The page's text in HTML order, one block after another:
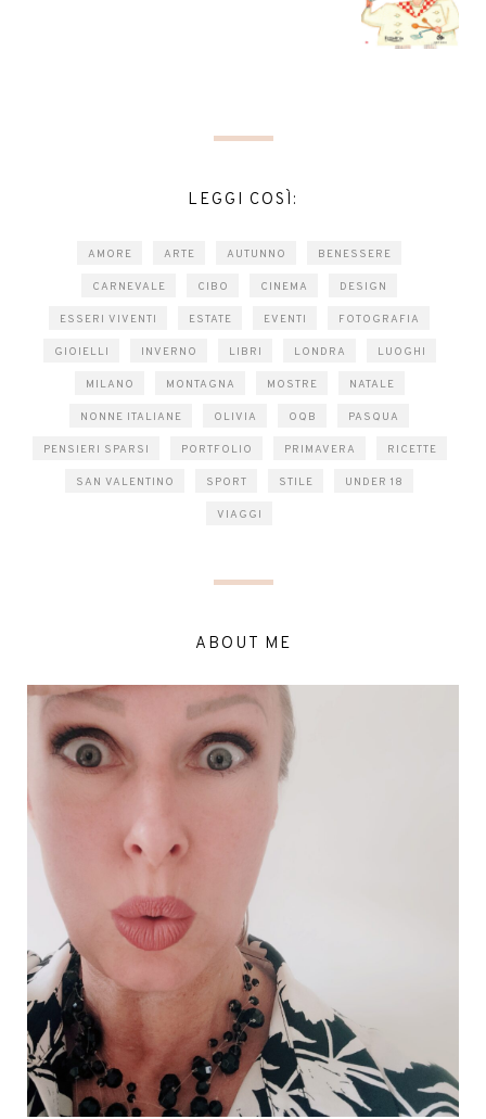
LEGGI COSÌ:
AMORE ARTE AUTUNNO BENESSERE
CARNEVALE CIBO CINEMA DESIGN
ESSERI VIVENTI ESTATE EVENTI FOTOGRAFIA
GIOIELLI INVERNO LIBRI LONDRA LUOGHI
MILANO MONTAGNA MOSTRE NATALE
NONNE ITALIANE OLIVIA OQB PASQUA
PENSIERI SPARSI PORTFOLIO PRIMAVERA RICETTE
SAN VALENTINO SPORT STILE UNDER 18
VIAGGI
ABOUT ME